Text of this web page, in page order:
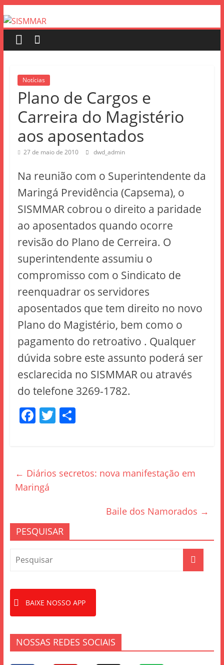
Notícias
Plano de Cargos e
Carreira do Magistério
aos aposentados
27 de maio de 2010 dwd_admin
Na reunião com o Superintendente da
Maringá Previdência (Capsema), o
SISMMAR cobrou o direito a paridade
ao aposentados quando ocorre
revisão do Plano de Cerreira. O
superintendente assumiu o
compromisso com o Sindicato de
reenquadrar os servidores
aposentados que tem direito no novo
Plano do Magistério, bem como o
pagamento do retroativo . Qualquer
dúvida sobre este assunto poderá ser
esclarecida no SISMMAR ou através
do telefone 3269-1782.
F
b
o
k
T S
← Diários secretos: nova manifestação em
Maringá
Baile dos Namorados →
PESQUISAR
BAIXE NOSSO APP
NOSSAS REDES SOCIAIS